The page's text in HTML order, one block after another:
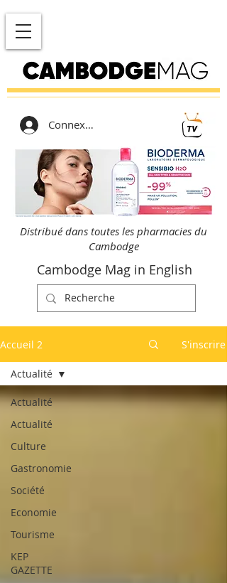
Connexion
Distribué dans toutes les pharmacies du
Cambodge
Cambodge Mag in English
Accueil 2 S'inscrire
Actualité
Actualité
Culture
Gastronomie
Société
Economie
Tourisme
KEP
GAZETTE
Actualité